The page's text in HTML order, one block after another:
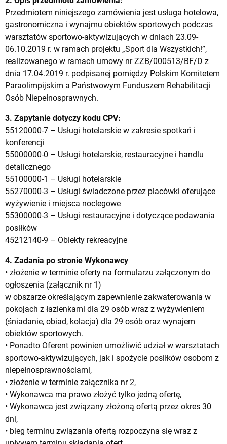
Przedmiotem niniejszego zamówienia jest usługa hotelowa,
gastronomiczna i wynajmu obiektów sportowych podczas
warsztatów sportowo-aktywizujących w dniach 23.09-
06.10.2019 r. w ramach projektu „Sport dla Wszystkich!”,
realizowanego w ramach umowy nr ZZB/000513/BF/D z
dnia 17.04.2019 r. podpisanej pomiędzy Polskim Komitetem
Paraolimpijskim a Państwowym Funduszem Rehabilitacji
Osób Niepełnosprawnych.
3. Zapytanie dotyczy kodu CPV:
55120000-7 – Usługi hotelarskie w zakresie spotkań i
konferencji
55000000-0 – Usługi hotelarskie, restauracyjne i handlu
detalicznego
55100000-1 – Usługi hotelarskie
55270000-3 – Usługi świadczone przez placówki oferujące
wyżywienie i miejsca noclegowe
55300000-3 – Usługi restauracyjne i dotyczące podawania
posiłków
45212140-9 – Obiekty rekreacyjne
4. Zadania po stronie Wykonawcy
• złożenie w terminie oferty na formularzu załączonym do
ogłoszenia (załącznik nr 1)
w obszarze określającym zapewnienie zakwaterowania w
pokojach z łazienkami dla 29 osób wraz z wyżywieniem
(śniadanie, obiad, kolacja) dla 29 osób oraz wynajem
obiektów sportowych.
• Ponadto Oferent powinien umożliwić udział w warsztatach
sportowo-aktywizujących, jak i spożycie posiłków osobom z
niepełnosprawnościami,
• złożenie w terminie załącznika nr 2,
• Wykonawca ma prawo złożyć tylko jedną ofertę,
• Wykonawca jest związany złożoną ofertą przez okres 30
dni,
• bieg terminu związania ofertą rozpoczyna się wraz z